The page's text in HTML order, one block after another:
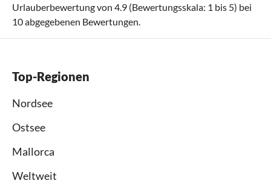
Urlauberbewertung von 4.9 (Bewertungsskala: 1 bis 5) bei
10abgegebenen Bewertungen.
Top-Regionen
Nordsee
Ostsee
Mallorca
Weltweit